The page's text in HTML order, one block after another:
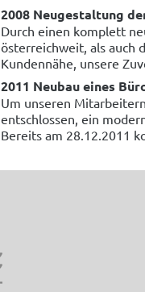
2008 Neugestaltung
Durch einen komplett
österreichweit, als auch
Kundennähe, unsere
2011 Neubau eines
Um unseren
entschlossen, ein
Bereits am 28.12.2011